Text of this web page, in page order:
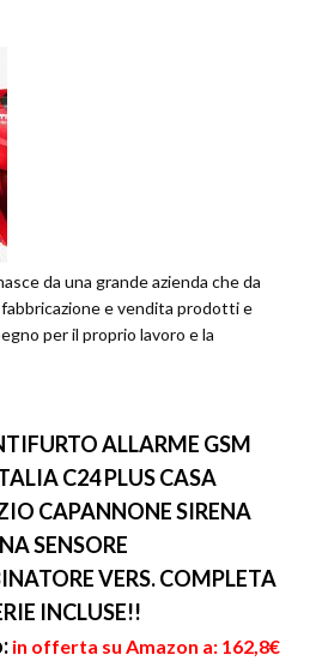
da una grande azienda che da
e vendita prodotti e
per il proprio lavoro e la
ALLARME GSM
C24 PLUS CASA
CAPANNONE SIRENA
SENSORE
VERS. COMPLETA
INCLUSE!!
in offerta su Amazon a: 162,8€